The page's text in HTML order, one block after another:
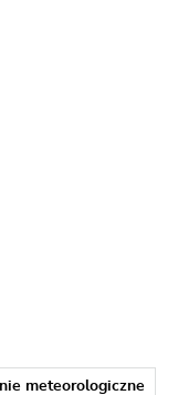
meteorologiczne